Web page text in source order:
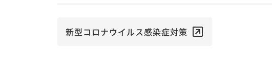
新型コロナウイルス感染症対策